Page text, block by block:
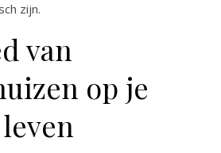
zijn.
van
op je